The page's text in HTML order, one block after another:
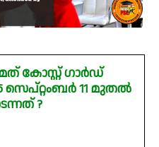
കോസ്റ്റ് ഗാർഡ്
സെപ്റ്റംബർ 11 മുതൽ
?